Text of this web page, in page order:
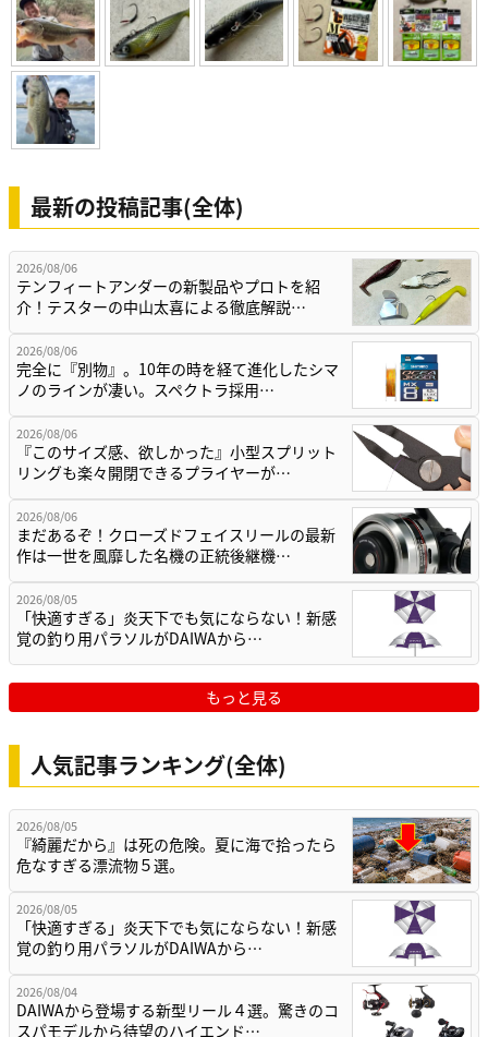
最新の投稿記事(全体)
2026/08/06
テンフィートアンダーの新製品やプロトを紹
介！テスターの中山太喜による徹底解説…
2026/08/06
完全に『別物』。10年の時を経て進化したシマ
ノのラインが凄い。スペクトラ採用…
2026/08/06
『このサイズ感、欲しかった』小型スプリット
リングも楽々開閉できるプライヤーが…
2026/08/06
まだあるぞ！クローズドフェイスリールの最新
作は一世を風靡した名機の正統後継機…
2026/08/05
「快適すぎる」炎天下でも気にならない！新感
覚の釣り用パラソルがDAIWAから…
もっと見る
人気記事ランキング(全体)
2026/08/05
『綺麗だから』は死の危険。夏に海で拾ったら
危なすぎる漂流物５選。
2026/08/05
「快適すぎる」炎天下でも気にならない！新感
覚の釣り用パラソルがDAIWAから…
2026/08/04
DAIWAから登場する新型リール４選。驚きのコ
スパモデルから待望のハイエンド…